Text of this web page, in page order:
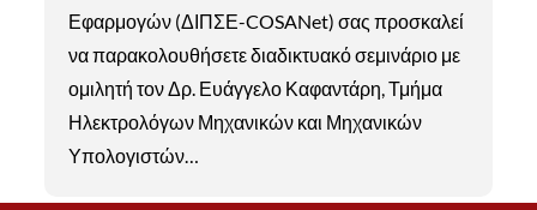
Εφαρμογών (ΔΙΠΣΕ-COSANet) σας προσκαλεί
να παρακολουθήσετε διαδικτυακό σεμινάριο με
ομιλητή τον Δρ. Ευάγγελο Καφαντάρη, Τμήμα
Ηλεκτρολόγων Μηχανικών και Μηχανικών
Υπολογιστών…